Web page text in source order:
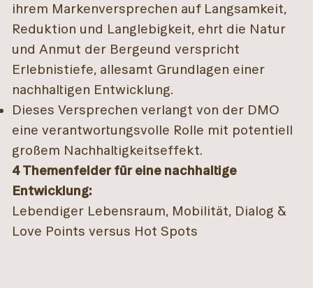
ihrem Markenversprechen auf Langsamkeit,
Reduktion und Langlebigkeit, ehrt die Natur
und Anmut der Bergeund verspricht
Erlebnistiefe, allesamt Grundlagen einer
nachhaltigen Entwicklung.
Dieses Versprechen verlangt von der DMO
eine verantwortungsvolle Rolle mit potentiell
großem Nachhaltigkeitseffekt.
4 Themenfelder für eine nachhaltige
Entwicklung:
Lebendiger Lebensraum, Mobilität, Dialog &
Love Points versus Hot Spots